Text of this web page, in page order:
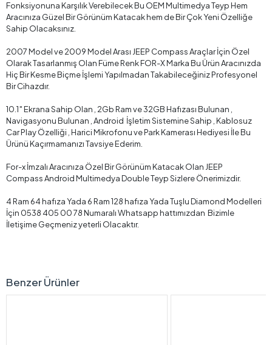
Fonksiyonuna Karşılık Verebilecek Bu OEM Multimedya Teyp Hem
Aracınıza Güzel Bir Görünüm Katacak hem de Bir Çok Yeni Özelliğe
Sahip Olacaksınız.
2007 Model ve 2009 Model Arası JEEP Compass Araçlar İçin Özel
Olarak Tasarlanmış Olan Füme Renk FOR-X Marka Bu Ürün Aracınızda
Hiç Bir Kesme Biçme İşlemi Yapılmadan Takabileceğiniz Profesyonel
Bir Cihazdır.
10.1″ Ekrana Sahip Olan , 2Gb Ram ve 32GB Hafızası Bulunan ,
Navigasyonu Bulunan , Android İşletim Sistemine Sahip , Kablosuz
Car Play Özelliği , Harici Mikrofonu ve Park Kamerası Hediyesi İle Bu
Ürünü Kaçırmamanızı Tavsiye Ederim.
For-x İmzalı Aracınıza Özel Bir Görünüm Katacak Olan JEEP
Compass Android Multimedya Double Teyp Sizlere Önerimizdir.
4 Ram 64 hafıza Yada 6 Ram 128 hafıza Yada Tuşlu Diamond Modelleri
İçin 0538 405 00 78 Numaralı Whatsapp hattımızdan Bizimle
İletişime Geçmeniz yeterli Olacaktır.
Benzer Ürünler